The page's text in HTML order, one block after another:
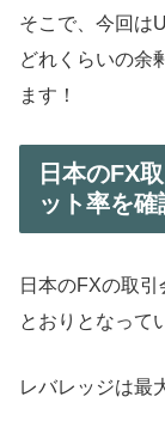
そこで、今回は
どれくらいの余
ます！
日本のFX
ット率を確
日本のFXの取
とおりとなって
レバレッジは最